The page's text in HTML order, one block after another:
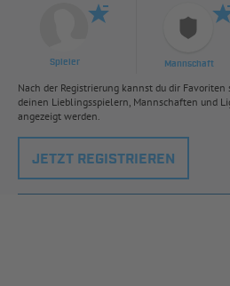
Spieler Mannschaft
Nach der Registrierung kannst du dir Favoriten
deinen Lieblingsspielern, Mannschaften und
angezeigt werden.
JETZT REGISTRIEREN